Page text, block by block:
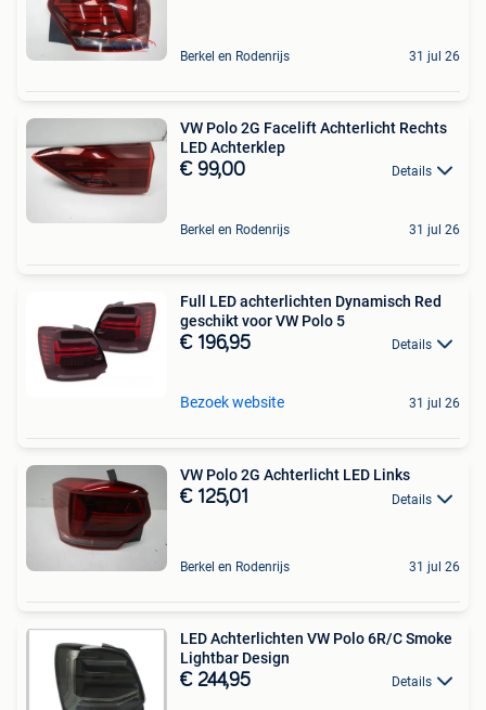
Berkel en Rodenrijs 31 jul 26
VW Polo 2G Facelift Achterlicht Rechts
LED Achterklep
€ 99,00 Details
Berkel en Rodenrijs 31 jul 26
Full LED achterlichten Dynamisch Red
geschikt voor VW Polo 5
€ 196,95 Details
Bezoek website 31 jul 26
VW Polo 2G Achterlicht LED Links
€ 125,01 Details
Berkel en Rodenrijs 31 jul 26
LED Achterlichten VW Polo 6R/C Smoke
Lightbar Design
€ 244,95 Details